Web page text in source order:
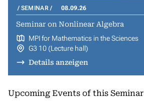
SEMINAR 08.09.26
Seminar on Nonlinear Algebra
MPI for Mathematics in the Sciences
G3 10 (Lecture hall)
Details anzeigen
Upcoming Events of this Seminar